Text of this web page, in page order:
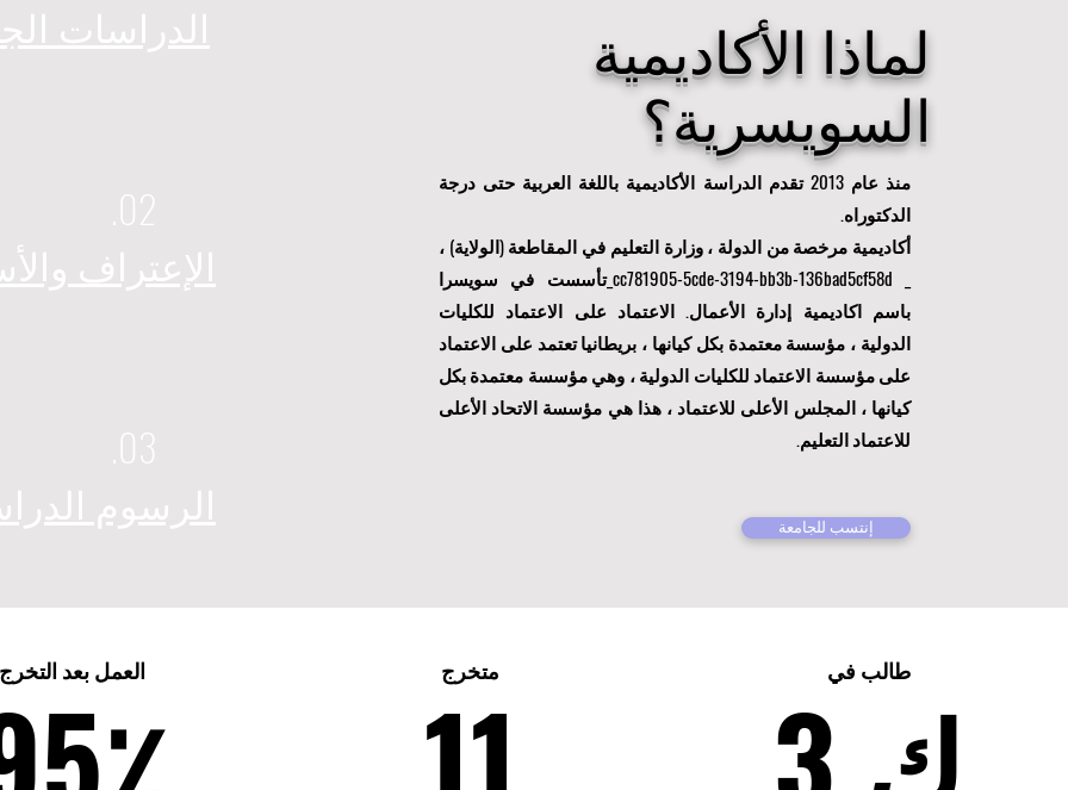
الدراسات
02.
الإعتراف
03.
الرسوم
لماذا الأكاديمية
السويسرية؟
منذ عام 2013 تقدم الدراسة الأكاديمية باللغة العربية حتى درجة
الدكتوراه.
أكاديمية مرخصة من الدولة ، وزارة التعليم في المقاطعة (الولاية) ،
تأسست في سويسرا
باسم اكاديمية إدارة الأعمال. الاعتماد على الاعتماد للكليات
الدولية ، مؤسسة معتمدة بكل كيانها ، بريطانيا تعتمد على الاعتماد
على مؤسسة الاعتماد للكليات الدولية ، وهي مؤسسة معتمدة بكل
كيانها ، المجلس الأعلى للاعتماد ، هذا هي مؤسسة الاتحاد الأعلى
للاعتماد التعليم.
إنتسب للجامعة
العمل بعد التخرج متخرج طالب في